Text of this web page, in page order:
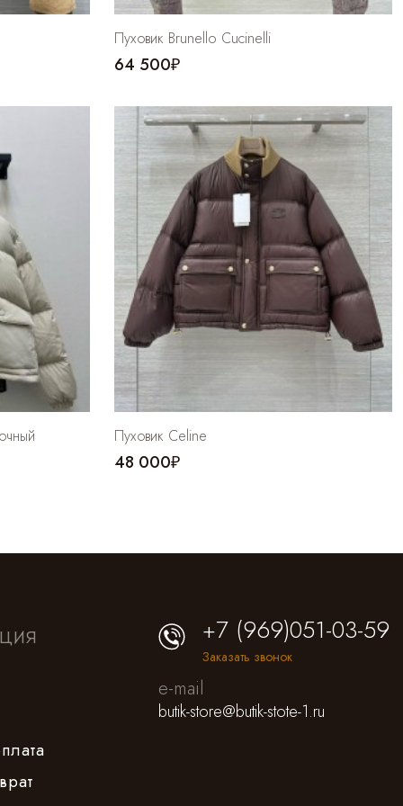
Пуховик Brunello Cucinelli
64 500₽
Пуховик Celine
48 000₽
+7 (969)051-03-59
Заказать звонок
e-mail
butik-store@butik-stote-1.ru